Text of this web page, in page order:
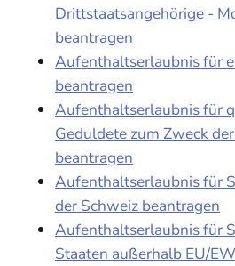
Drittstaatsangehörige -
beantragen
Aufenthaltserlaubnis für
beantragen
Aufenthaltserlaubnis für
Geduldete zum Zweck
beantragen
Aufenthaltserlaubnis für
der Schweiz beantragen
Aufenthaltserlaubnis für
Staaten außerhalb EU/